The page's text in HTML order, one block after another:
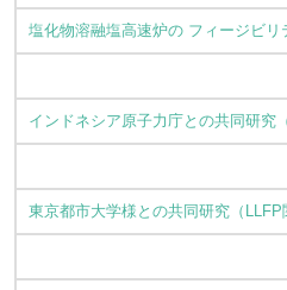
塩化物溶融塩高速炉の フィージビ
インドネシア原子力庁との共同研究
東京都市大学様との共同研究（LLFP